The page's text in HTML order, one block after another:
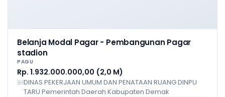
Belanja Modal Pagar - Pembangunan Pagar
stadion
PAGU
Rp. 1.932.000.000,00 (2,0 M)
DINAS PEKERJAAN UMUM DAN PENATAAN RUANG DINPU
TARU Pemerintah Daerah Kabupaten Demak